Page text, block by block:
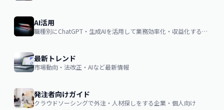
AI活用
職種別にChatGPT・生成AIを活用して業務効率化・収益化するノウハウ
最新トレンド
市場動向・法改正・AIなど最新情報
発注者向けガイド
クラウドソーシングで外注・人材探しをする企業・個人向け